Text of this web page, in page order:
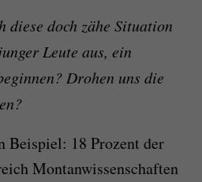
diese doch zähe Situation
Leute aus, ein
Drohen uns die
Beispiel: 18 Prozent der
Montanwissenschaften